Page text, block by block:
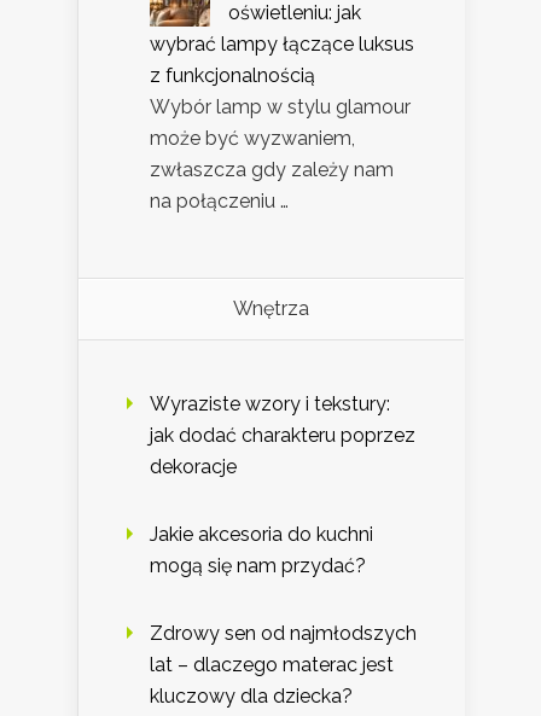
oświetleniu: jak
wybrać lampy łączące luksus
z funkcjonalnością
Wybór lamp w stylu glamour
może być wyzwaniem,
zwłaszcza gdy zależy nam
na połączeniu …
Wnętrza
Wyraziste wzory i tekstury:
jak dodać charakteru poprzez
dekoracje
Jakie akcesoria do kuchni
mogą się nam przydać?
Zdrowy sen od najmłodszych
lat – dlaczego materac jest
kluczowy dla dziecka?